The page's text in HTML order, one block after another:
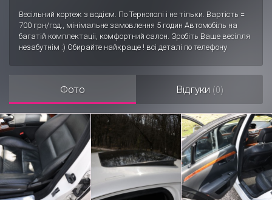
Весільний кортеж з водієм. По Тернополі і не тільки. Вартість =
700 грн/год., мінімальне замовлення 5 годин Автомобіль на
багатій комплектаціі, комфортний салон. Зробіть Ваше весілля
незабутнім :) Обирайте найкраще ! всі деталі по телефону
Фото Відгуки (0)